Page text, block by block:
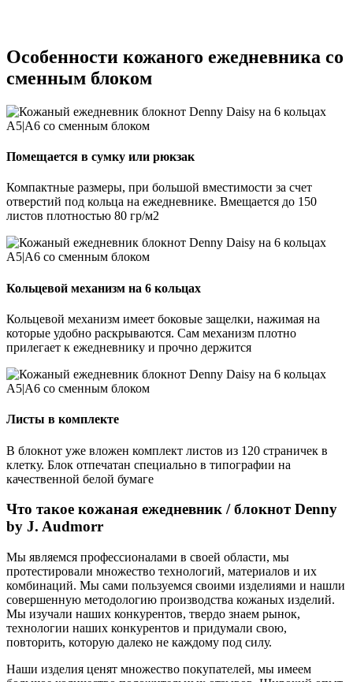
Особенности кожаного ежедневника со
сменным блоком
Помещается в сумку или рюкзак
Компактные размеры, при большой вместимости за счет
отверстий под кольца на ежедневнике. Вмещается до 150
листов плотностью 80 гр/м2
Кольцевой механизм на 6 кольцах
Кольцевой механизм имеет боковые защелки, нажимая на
которые удобно раскрываются. Сам механизм плотно
прилегает к ежедневнику и прочно держится
Листы в комплекте
В блокнот уже вложен комплект листов из 120 страничек в
клетку. Блок отпечатан специально в типографии на
качественной белой бумаге
Что такое кожаная ежедневник / блокнот Denny
by J. Audmorr
Мы являемся профессионалами в своей области, мы
протестировали множество технологий, материалов и их
комбинаций. Мы сами пользуемся своими изделиями и нашли
совершенную методологию производства кожаных изделий.
Мы изучали наших конкурентов, твердо знаем рынок,
технологии наших конкурентов и придумали свою,
повторить, которую далеко не каждому под силу.
Наши изделия ценят множество покупателей, мы имеем